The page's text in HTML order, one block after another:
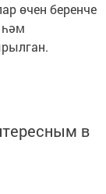
өчен беренче
һәм
в